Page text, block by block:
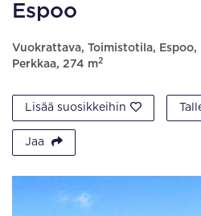
Espoo
Vuokrattava, Toimistotila, Espoo,
Perkkaa, 274 m2
Lisää suosikkeihin
Jaa